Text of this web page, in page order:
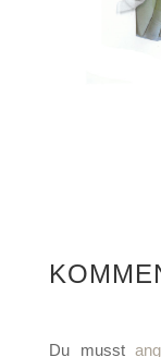
Du musst